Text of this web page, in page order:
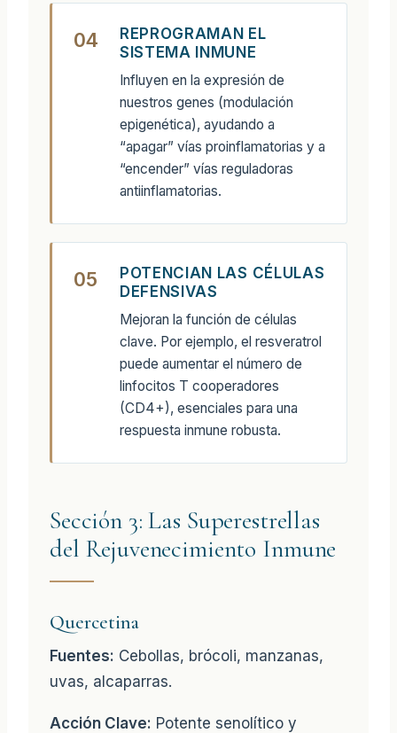
04
REPROGRAMAN EL
SISTEMA INMUNE
Influyen en la expresión de
nuestros genes (modulación
epigenética), ayudando a
“apagar” vías proinflamatorias y a
“encender” vías reguladoras
antiinflamatorias.
05
POTENCIAN LAS CÉLULAS
DEFENSIVAS
Mejoran la función de células
clave. Por ejemplo, el resveratrol
puede aumentar el número de
linfocitos T cooperadores
(CD4+), esenciales para una
respuesta inmune robusta.
Sección 3: Las Superestrellas
del Rejuvenecimiento Inmune
Quercetina
Fuentes: Cebollas, brócoli, manzanas,
uvas, alcaparras.
Acción Clave: Potente senolítico y